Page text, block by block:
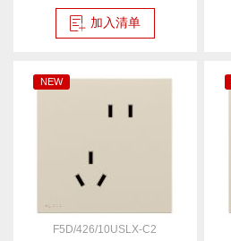
加入清单
NEW
F5D/426/10USLX-C2